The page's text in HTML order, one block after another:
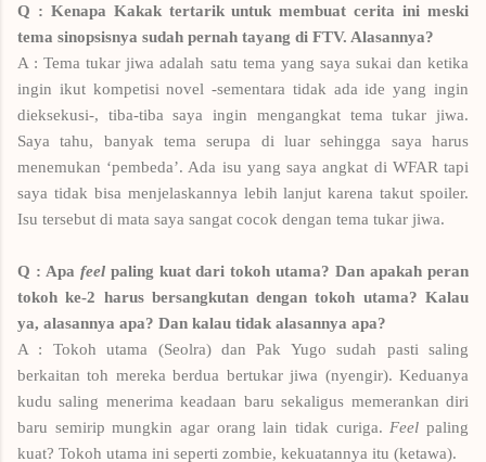
Q : Kenapa Kakak tertarik untuk membuat cerita ini meski
tema sinopsisnya sudah pernah tayang di FTV. Alasannya?
A : Tema tukar jiwa adalah satu tema yang saya sukai dan ketika
ingin ikut kompetisi novel -sementara tidak ada ide yang ingin
dieksekusi-, tiba-tiba saya ingin mengangkat tema tukar jiwa.
Saya tahu, banyak tema serupa di luar sehingga saya harus
menemukan ‘pembeda’. Ada isu yang saya angkat di WFAR tapi
saya tidak bisa menjelaskannya lebih lanjut karena takut spoiler.
Isu tersebut di mata saya sangat cocok dengan tema tukar jiwa.
Q : Apa feelpaling kuat dari tokoh utama? Dan apakah peran
tokoh ke-2 harus bersangkutan dengan tokoh utama? Kalau
ya, alasannya apa? Dan kalau tidak alasannya apa?
A : Tokoh utama (Seolra) dan Pak Yugo sudah pasti saling
berkaitan toh mereka berdua bertukar jiwa (nyengir). Keduanya
kudu saling menerima keadaan baru sekaligus memerankan diri
baru semirip mungkin agar orang lain tidak curiga. Feel paling
kuat? Tokoh utama ini seperti zombie, kekuatannya itu (ketawa).